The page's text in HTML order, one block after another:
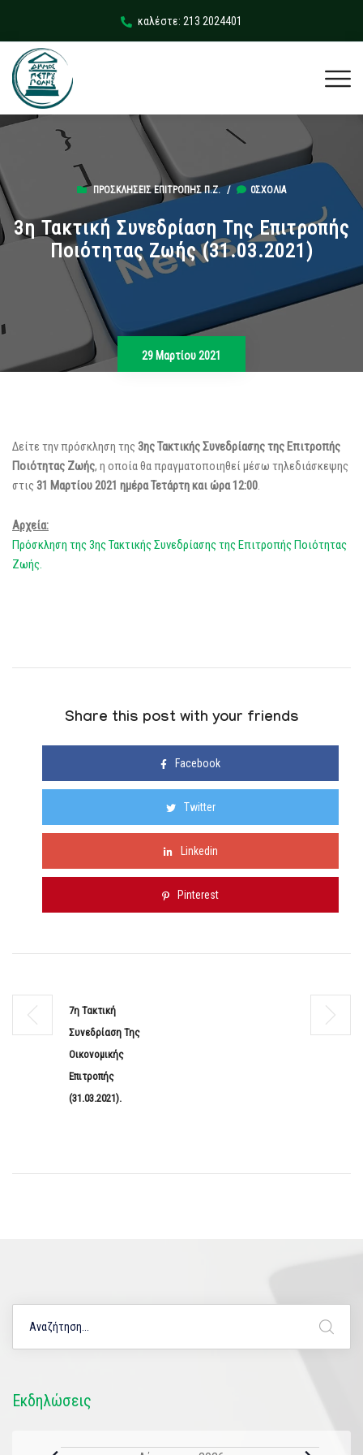
καλέστε: 213 2024401
ΠΡΟΣΚΛΉΣΕΙΣ ΕΠΙΤΡΟΠΉΣ Π.Ζ./ 0ΣΧΌΛΙΑ
3η Τακτική Συνεδρίαση Της Επιτροπής
Ποιότητας Ζωής (31.03.2021)
29 Μαρτίου 2021
Δείτε την πρόσκληση της 3ης Τακτικής Συνεδρίασης της Επιτροπής
Ποιότητας Ζωής, η οποία θα πραγματοποιηθεί μέσω τηλεδιάσκεψης
στις 31 Μαρτίου 2021 ημέρα Τετάρτη και ώρα 12:00.
Αρχεία:
Πρόσκληση της 3ης Τακτικής Συνεδρίασης της Επιτροπής Ποιότητας
Ζωής.
Share this post with your friends
Facebook
Twitter
Linkedin
Pinterest
7η Τακτική
Συνεδρίαση Της
Οικονομικής
Επιτροπής
(31.03.2021).
Εκδηλώσεις